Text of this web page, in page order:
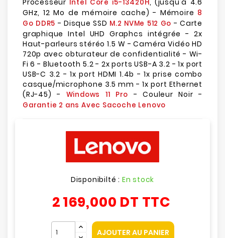
Processeur Intel Core i5-13420H, (jusqu'à 4.6
GHz, 12 Mo de mémoire cache) - Mémoire 8
Go DDR5 - Disque SSD M.2 NVMe 512 Go - Carte
graphique Intel UHD Graphcs intégrée - 2x
Haut-parleurs stéréo 1.5 W - Caméra Vidéo HD
720p avec obturateur de confidentialité - Wi-
Fi 6 - Bluetooth 5.2 - 2x ports USB-A 3.2 - 1x port
USB-C 3.2 - 1x port HDMI 1.4b - 1x prise combo
casque/microphone 3.5 mm - 1x port Ethernet
(RJ-45) - Windows 11 Pro - Couleur Noir -
Garantie 2 ans Avec Sacoche Lenovo
Disponibilté : En stock
2 169,000 DT TTC
AJOUTER AU PANIER